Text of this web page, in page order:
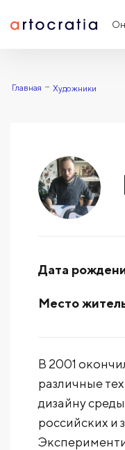
Главная Художники
Дата
Место
В 2001
различные
дизайну
российских и